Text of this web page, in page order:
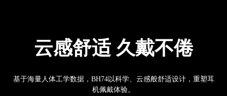
云感舒适 久戴不倦
基于海量人体工学数据，BH74以科学、云感般舒适设计，重塑耳
机佩戴体验。